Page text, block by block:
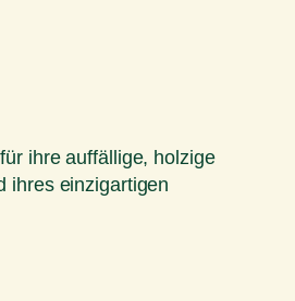
ihre auffällige, holzige
ihres einzigartigen